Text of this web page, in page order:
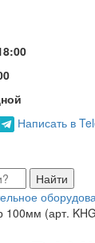
Написать в
Найти
100мм (арт.